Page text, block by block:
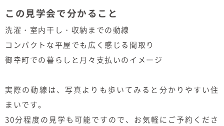
この見学会で分かること
洗濯・室内干し・収納までの動線
コンパクトな平屋でも広く感じる間取り
御幸町での暮らしと月々支払いのイメージ
実際の動線は、写真よりも歩いてみると分かりやすい住
まいです。
30分程度の見学も可能ですので、お気軽にご予約くださ